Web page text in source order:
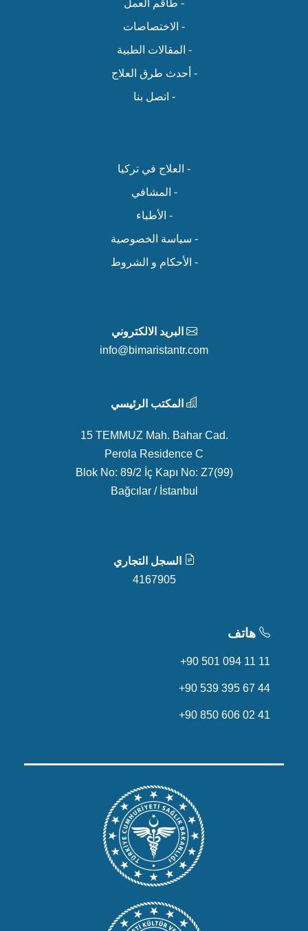
- طاقم العمل
- الاختصاصات
- المقالات الطبية
- أحدث طرق العلاج
- اتصل بنا
- العلاج في تركيا
- المشافي
- الأطباء
- سياسة الخصوصية
- الأحكام و الشروط
البريد الالكتروني
info@bimaristantr.com
المكتب الرئيسي
15 TEMMUZ Mah. Bahar Cad.
Perola Residence C
Blok No: 89/2 İç Kapı No: Z7(99)
Bağcılar / İstanbul
السجل التجاري
4167905
هاتف
+90 501 094 11 11
+90 539 395 67 44
+90 850 606 02 41